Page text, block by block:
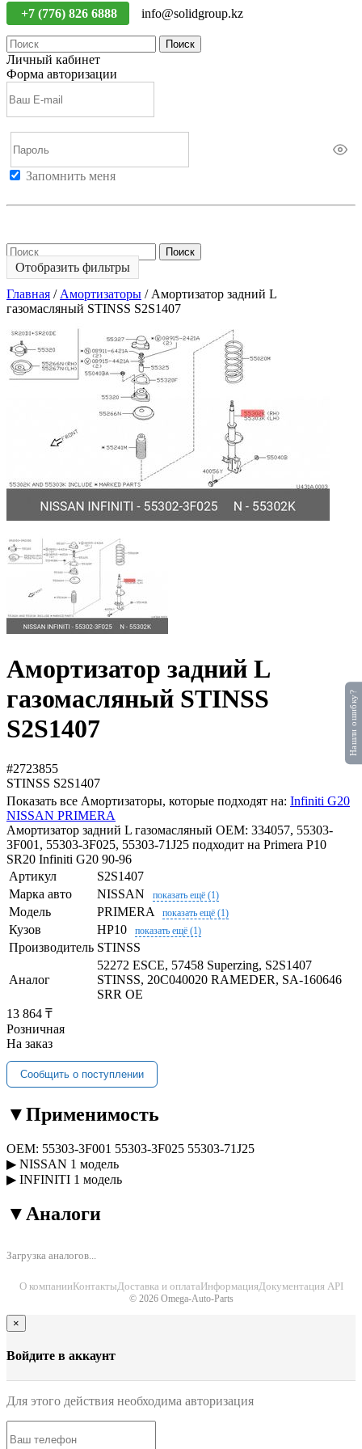
+7 (776) 826 6888 info@solidgroup.kz
Поиск
Личный кабинет
Форма авторизации
Запомнить меня
Поиск
Отобразить фильтры
Главная / Амортизаторы / Амортизатор задний L
газомасляный STINSS S2S1407
Амортизатор задний L
газомасляный STINSS
S2S1407
#2723855
STINSS S2S1407
Показать все Амортизаторы, которые подходят на: Infiniti G20
NISSAN PRIMERA
Амортизатор задний L газомасляный OEM: 334057, 55303-
3F001, 55303-3F025, 55303-71J25 подходит на Primera P10
SR20 Infiniti G20 90-96
Артикул
S2S1407
Марка авто
NISSAN показать ещё (1)
Модель PRIMERA показать ещё (1)
Кузов HP10 показать ещё (1)
Производитель STINSS
Аналог
52272 ESCE, 57458 Superzing, S2S1407
STINSS, 20C040020 RAMEDER, SA-160646
SRR OE
13 864 ₸
Розничная
На заказ
Сообщить о поступлении
▼Применимость
OEM: 55303-3F001 55303-3F025 55303-71J25
▶ NISSAN 1 модель
▶ INFINITI 1 модель
▼ Аналоги
Загрузка аналогов...
О компанииКонтактыДоставка и оплатаИнформацияДокументация API
© 2026 Omega-Auto-Parts
×
Войдите в аккаунт
Для этого действия необходима авторизация
Нашли ошибку?